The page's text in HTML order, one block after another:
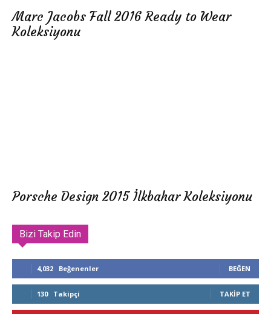
Marc Jacobs Fall 2016 Ready to Wear
Koleksiyonu
Porsche Design 2015 İlkbahar Koleksiyonu
Bizi Takip Edin
4,032 Beğenenler BEĞEN
130 Takipçi TAKIP ET